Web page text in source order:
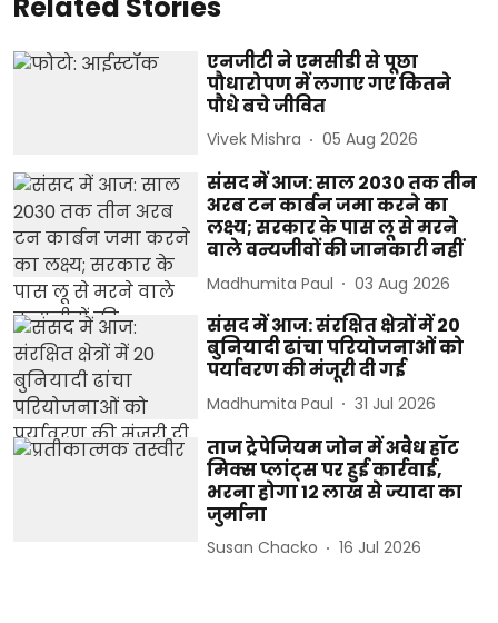
एनजीटी ने एमसीडी से पूछा
पौधारोपण में लगाए गए कितने
पौधे बचे जीवित
Vivek Mishra 05 Aug 2026
संसद में आज: साल 2030 तक तीन
अरब टन कार्बन जमा करने का
लक्ष्य; सरकार के पास लू से मरने
वाले वन्यजीवों की जानकारी नहीं
Madhumita Paul 03 Aug 2026
संसद में आज: संरक्षित क्षेत्रों में 20
बुनियादी ढांचा परियोजनाओं को
पर्यावरण की मंजूरी दी गई
Madhumita Paul 31 Jul 2026
ताज ट्रेपेजियम जोन में अवैध हॉट
मिक्स प्लांट्स पर हुई कार्रवाई,
भरना होगा 12 लाख से ज्यादा का
जुर्माना
Susan Chacko 16 Jul 2026